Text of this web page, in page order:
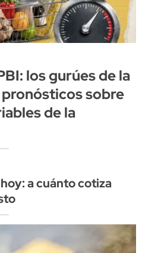
los gurúes de la
sobre
de la
a cuánto cotiza